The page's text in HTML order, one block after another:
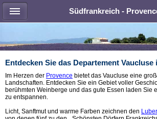
Südfrankreich -
Entdecken Sie das Departement
Im Herzen der Provence bietet das Vaucluse eine
Landschaften. Entdecken Sie ein Gebiet voller
berühmten Weinberge und das gute Essen laden Sie
zu entspannen.
Licht, Sanftmut und warme Farben zeichnen den